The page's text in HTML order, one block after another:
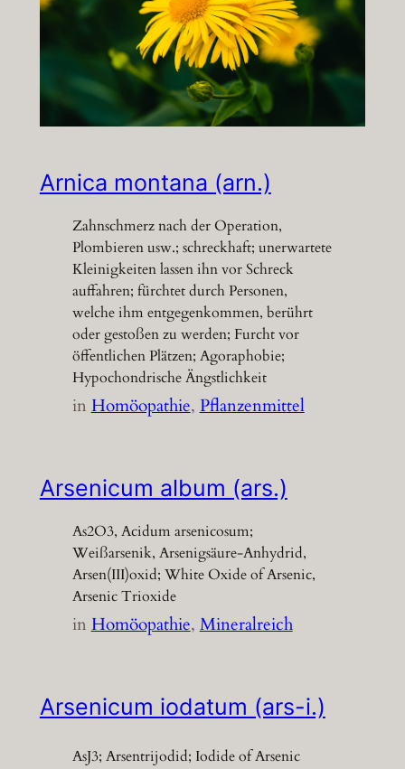
Arnica montana (arn.)
Zahnschmerz nach der Operation,
Plombieren usw.; schreckhaft; unerwartete
Kleinigkeiten lassen ihn vor Schreck
auffahren; fürchtet durch Personen,
welche ihm entgegenkommen, berührt
oder gestoßen zu werden; Furcht vor
öffentlichen Plätzen; Agoraphobie;
Hypochondrische Ängstlichkeit
inHomöopathie, Pflanzenmittel
Arsenicum album (ars.)
As2O3, Acidum arsenicosum;
Weißarsenik, Arsenigsäure-Anhydrid,
Arsen(III)oxid; White Oxide of Arsenic,
Arsenic Trioxide
inHomöopathie, Mineralreich
Arsenicum iodatum (ars-i.)
AsJ3; Arsentrijodid; Iodide of Arsenic